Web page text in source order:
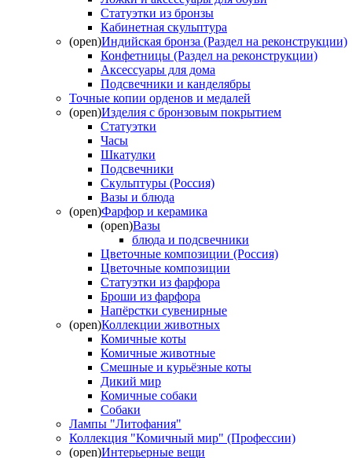
Статуэтки из бронзы
Кабинетная скульптура
(open)Индийская бронза (Раздел на реконструкции)
Конфетницы (Раздел на реконструкции)
Аксессуары для дома
Подсвечники и канделябры
Точные копии орденов и медалей
(open)Изделия с бронзовым покрытием
Статуэтки
Часы
Шкатулки
Подсвечники
Скульптуры (Россия)
Вазы и блюда
(open)Фарфор и керамика
(open)Вазы
блюда и подсвечники
Цветочные композиции (Россия)
Цветочные композиции
Статуэтки из фарфора
Броши из фарфора
Напёрстки сувенирные
(open)Коллекции животных
Комичные коты
Комичные животные
Смешные и курьёзные коты
Дикий мир
Комичные собаки
Собаки
Лампы "Литофания"
Коллекция "Комичный мир" (Профессии)
(open)Интерьерные вещи